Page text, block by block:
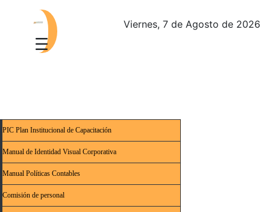
Viernes, 7 de Agosto de 2026
PIC Plan Institucional de Capacitación
Manual de Identidad Visual Corporativa
Manual Políticas Contables
Comisión de personal